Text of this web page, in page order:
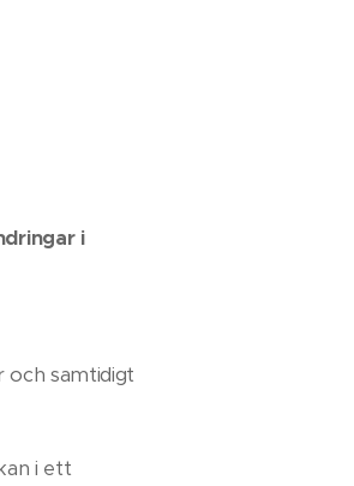
i
och samtidigt
i ett